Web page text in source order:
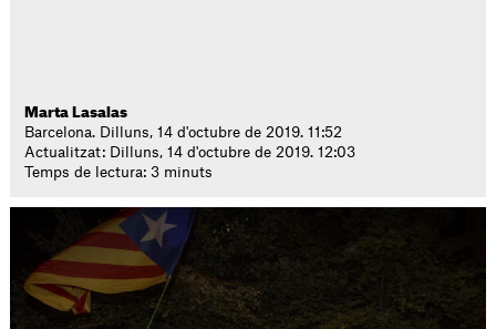
Marta Lasalas
Barcelona. Dilluns, 14 d'octubre de 2019. 11:52
Actualitzat: Dilluns, 14 d'octubre de 2019. 12:03
Temps de lectura: 3 minuts